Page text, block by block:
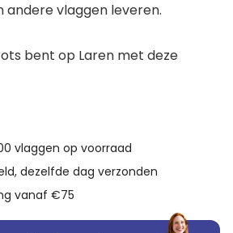
andere vlaggen leveren.
bent op Laren met deze
vlaggen op voorraad
dezelfde dag verzonden
vanaf €75